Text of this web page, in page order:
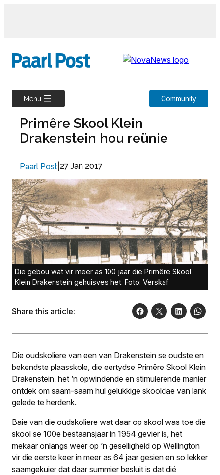
Menu Community
Primêre Skool Klein
Drakenstein hou reünie
Paarl Post 27 Jan 2017
Die gebou wat vir meer as 100 jaar die Primêre Skool
Klein Drakenstein gehuisves het. Foto: Verskaf
Share this article:
Die oudskoliere van een van Drakenstein se oudste en
bekendste plaasskole, die eertydse Primêre Skool Klein
Drakenstein, het ’n opwindende en stimulerende manier
ontdek om saam-saam hul gelukkige skooldae van lank
gelede te herdenk.
Baie van die oudskoliere wat daar op skool was toe die
skool se 100e bestaansjaar in 1954 gevier is, het
mekaar onlangs weer op ’n geselligheid op Wellington
vir die eerste keer in meer as 64 jaar gesien en so lekker
saamgekuier dat daar summier besluit is dat dié